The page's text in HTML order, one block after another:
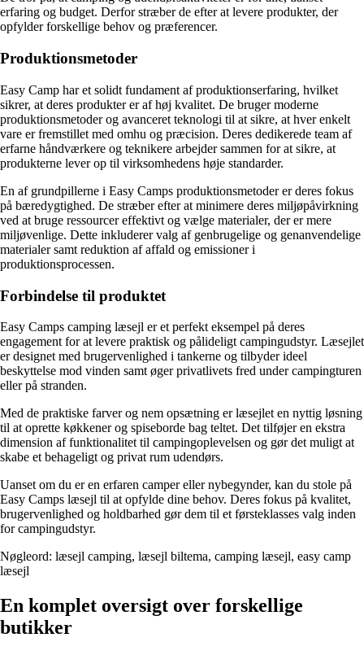
erfaring og budget. Derfor stræber de efter at levere produkter, der
opfylder forskellige behov og præferencer.
Produktionsmetoder
Easy Camp har et solidt fundament af produktionserfaring, hvilket
sikrer, at deres produkter er af høj kvalitet. De bruger moderne
produktionsmetoder og avanceret teknologi til at sikre, at hver enkelt
vare er fremstillet med omhu og præcision. Deres dedikerede team af
erfarne håndværkere og teknikere arbejder sammen for at sikre, at
produkterne lever op til virksomhedens høje standarder.
En af grundpillerne i Easy Camps produktionsmetoder er deres fokus
på bæredygtighed. De stræber efter at minimere deres miljøpåvirkning
ved at bruge ressourcer effektivt og vælge materialer, der er mere
miljøvenlige. Dette inkluderer valg af genbrugelige og genanvendelige
materialer samt reduktion af affald og emissioner i
produktionsprocessen.
Forbindelse til produktet
Easy Camps camping læsejl er et perfekt eksempel på deres
engagement for at levere praktisk og pålideligt campingudstyr. Læsejlet
er designet med brugervenlighed i tankerne og tilbyder ideel
beskyttelse mod vinden samt øger privatlivets fred under campingturen
eller på stranden.
Med de praktiske farver og nem opsætning er læsejlet en nyttig løsning
til at oprette køkkener og spiseborde bag teltet. Det tilføjer en ekstra
dimension af funktionalitet til campingoplevelsen og gør det muligt at
skabe et behageligt og privat rum udendørs.
Uanset om du er en erfaren camper eller nybegynder, kan du stole på
Easy Camps læsejl til at opfylde dine behov. Deres fokus på kvalitet,
brugervenlighed og holdbarhed gør dem til et førsteklasses valg inden
for campingudstyr.
Nøgleord: læsejl camping, læsejl biltema, camping læsejl, easy camp
læsejl
En komplet oversigt over forskellige
butikker